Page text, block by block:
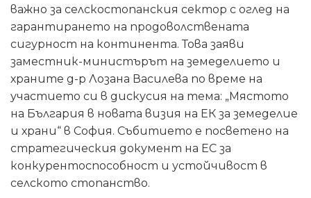
важно за селскостопанския сектор с оглед на
гарантирането на продоволствената
сигурност на континента. Това заяви
заместник-министърът на земеделието и
храните д-р Лозана Василева по време на
участието си в дискусия на тема: „Мястото
на България в новата визия на ЕК за земеделие
и храни“ в София. Събитието е посветено на
стратегическия документ на ЕС за
конкурентоспособност и устойчивост в
селското стопанство.